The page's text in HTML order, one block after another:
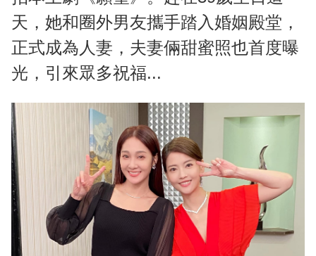
天，她和圈外男友攜手踏入婚姻殿堂，
正式成為人妻，夫妻倆甜蜜照也首度曝
光，引來眾多祝福...